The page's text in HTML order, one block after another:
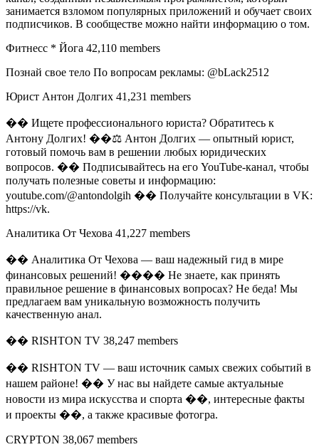
занимается взломом популярных приложений и обучает своих
подписчиков. В сообществе можно найти информацию о том.
Фитнесс * Йога 42,110 members
Познай свое тело По вопросам рекламы: @bLack2512
Юрист Антон Долгих 41,231 members
�� Ищете профессионального юриста? Обратитесь к
Антону Долгих! ��‍⚖️ Антон Долгих — опытный юрист,
готовый помочь вам в решении любых юридических
вопросов. �� Подписывайтесь на его YouTube-канал, чтобы
получать полезные советы и информацию:
youtube.com/@antondolgih �� Получайте консультации в VK:
https://vk.
Аналитика От Чехова 41,227 members
�� Аналитика От Чехова — ваш надежный гид в мире
финансовых решений! ���� Не знаете, как принять
правильное решение в финансовых вопросах? Не беда! Мы
предлагаем вам уникальную возможность получить
качественную анал.
�� RISHTON TV 38,247 members
�� RISHTON TV — ваш источник самых свежих событий в
нашем районе! �� У нас вы найдете самые актуальные
новости из мира искусства и спорта ��, интересные факты
и проекты ��, а также красивые фотогра.
CRYPTON 38,067 members